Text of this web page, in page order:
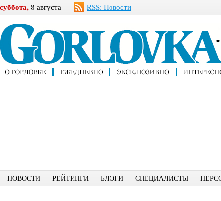
суббота, 8 августа RSS: Новости
НОВОСТИ РЕЙТИНГИ БЛОГИ СПЕЦИАЛИСТЫ